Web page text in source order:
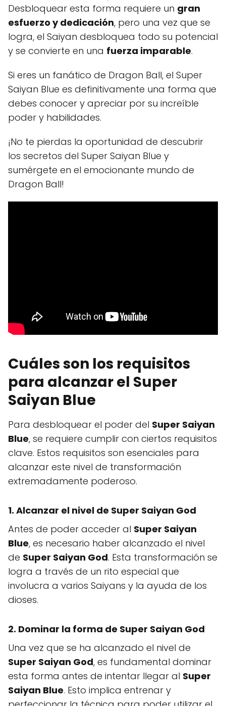
Desbloquear esta forma requiere un gran
esfuerzo y dedicación, pero una vez que se
logra, el Saiyan desbloquea todo su potencial
y se convierte en una fuerza imparable.
Si eres un fanático de Dragon Ball, el Super
Saiyan Blue es definitivamente una forma que
debes conocer y apreciar por su increíble
poder y habilidades.
¡No te pierdas la oportunidad de descubrir
los secretos del Super Saiyan Blue y
sumérgete en el emocionante mundo de
Dragon Ball!
Cuáles son los requisitos
para alcanzar el Super
Saiyan Blue
Para desbloquear el poder del Super Saiyan
Blue, se requiere cumplir con ciertos requisitos
clave. Estos requisitos son esenciales para
alcanzar este nivel de transformación
extremadamente poderoso.
1. Alcanzar el nivel de Super Saiyan God
Antes de poder acceder al Super Saiyan
Blue, es necesario haber alcanzado el nivel
de Super Saiyan God. Esta transformación se
logra a través de un rito especial que
involucra a varios Saiyans y la ayuda de los
dioses.
2. Dominar la forma de Super Saiyan God
Una vez que se ha alcanzado el nivel de
Super Saiyan God, es fundamental dominar
esta forma antes de intentar llegar al Super
Saiyan Blue. Esto implica entrenar y